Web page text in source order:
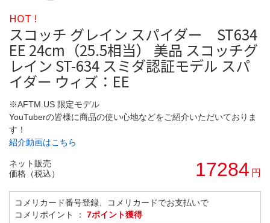
HOT !
スコッチ グレイン スパイダー ST634
EE 24cm（25.5相当） 美品 スコッチグ
レイン ST-634 スミダ認証モデル スパ
イダー ウィズ：EE
※AFTM.US 限定モデル
YouTuberの皆様に商品の使い心地などをご紹介いただいておりま
す！
紹介動画はこちら
ネット販売
価格（税込）
17284 円
コメリカード番号登録、コメリカードでお支払いで
コメリポイント ： 7ポイント獲得